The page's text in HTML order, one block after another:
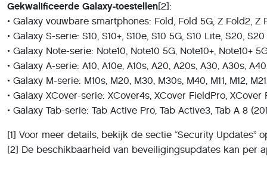
Gekwalificeerde Galaxy-toestellen[2]:
• Galaxy vouwbare smartphones: Fold, Fold 5G, Z Fold2, Z
• Galaxy S-serie: S10, S10+, S10e, S10 5G, S10 Lite, S20,
• Galaxy Note-serie: Note10, Note10 5G, Note10+, Note10+
• Galaxy A-serie: A10, A10e, A10s, A20, A20s, A30, A30s,
• Galaxy M-serie: M10s, M20, M30, M30s, M40, M11, M12,
• Galaxy XCover-serie: XCover4s, XCover FieldPro, XCover
• Galaxy Tab-serie: Tab Active Pro, Tab Active3, Tab A 8
[1] Voor meer details, bekijk de sectie “Security Updates”
[2] De beschikbaarheid van beveiligingsupdates kan per